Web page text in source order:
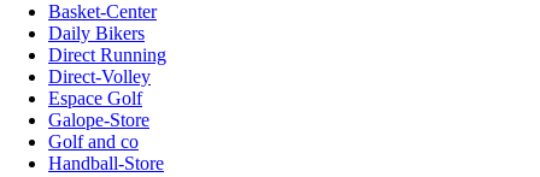
Basket-Center
Daily Bikers
Direct Running
Direct-Volley
Espace Golf
Galope-Store
Golf and co
Handball-Store